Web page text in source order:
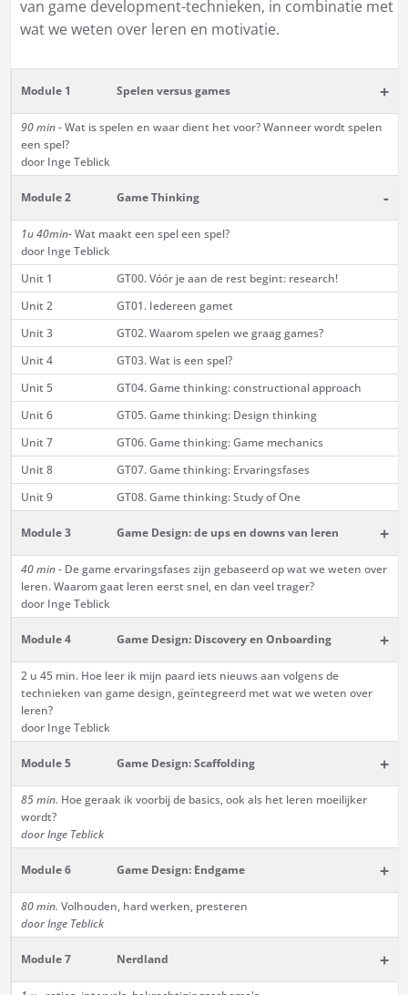
van game development-technieken, in combinatie met
wat we weten over leren en motivatie.
Module 1 Spelen versus games +
90 min- Wat is spelen en waar dient het voor? Wanneer wordt spelen
een spel?
door Inge Teblick
Module 2 Game Thinking -
1u 40min-Wat maakt een spel een spel?
door Inge Teblick
Unit 1
GT00. Vóór je aan de rest begint: research!
Unit 2
GT01. Iedereen gamet
Unit 3
GT02. Waarom spelen we graag games?
Unit 4
GT03. Wat is een spel?
Unit 5
GT04. Game thinking: constructional approach
Unit 6
GT05. Game thinking: Design thinking
Unit 7
GT06. Game thinking: Game mechanics
Unit 8
GT07. Game thinking: Ervaringsfases
Unit 9
GT08. Game thinking: Study of One
Module 3 Game Design: de ups en downs van leren +
40 min- De game ervaringsfases zijn gebaseerd op wat we weten over
leren. Waarom gaat leren eerst snel, en dan veel trager?
door Inge Teblick
Module 4 Game Design: Discovery en Onboarding +
2 u 45 min. Hoe leer ik mijn paard iets nieuws aan volgens de
technieken van game design, geïntegreerd met wat we weten over
leren?
door Inge Teblick
Module 5 Game Design: Scaffolding +
85 min. Hoe geraak ik voorbij de basics, ook als het leren moeilijker
wordt?
door Inge Teblick
Module 6 Game Design: Endgame +
80 min. Volhouden, hard werken, presteren
door Inge Teblick
Module 7 Nerdland +